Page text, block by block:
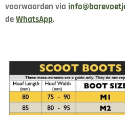
voorwaarden via
deWhatsApp.